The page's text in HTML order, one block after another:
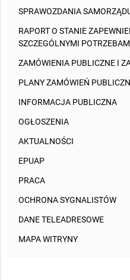
SPRAWOZDANIA
RAPORT O STANIE
SZCZEGÓLNYMI
ZAMÓWIENIA PUBLICZNE I
PLANY ZAMÓWIEŃ
INFORMACJA PUBLICZNA
OGŁOSZENIA
AKTUALNOŚCI
EPUAP
PRACA
OCHRONA SYGNALISTÓW
DANE TELEADRESOWE
MAPA WITRYNY